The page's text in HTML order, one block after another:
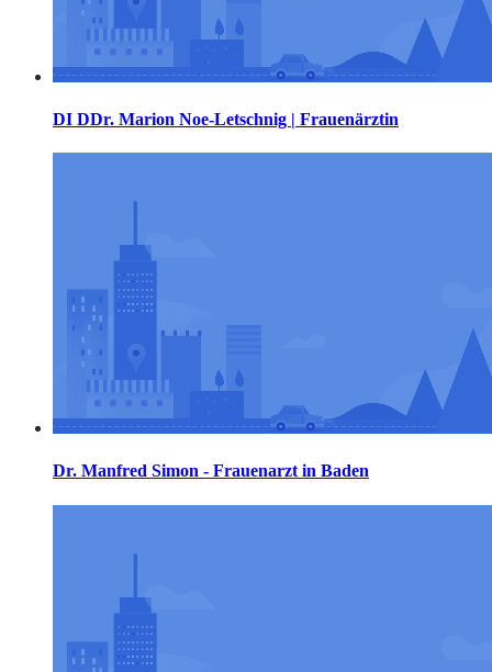
DI DDr. Marion Noe-Letschnig | Frauenärztin
Dr. Manfred Simon - Frauenarzt in Baden